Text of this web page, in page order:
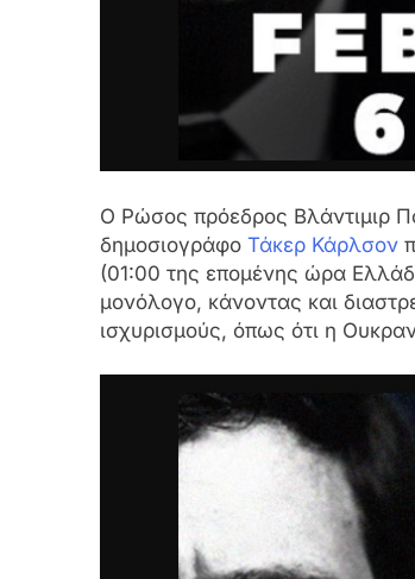
Ο Ρώσος πρόεδρος Βλάντιμιρ
δημοσιογράφο Τάκερ Κάρλσον
(01:00 της επομένης ώρα
μονόλογο, κάνοντας και
ισχυρισμούς, όπως ότι η